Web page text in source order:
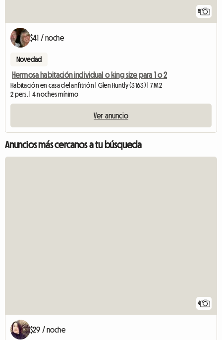
8
$41 / noche
Novedad
Hermosa habitación individual o king size para 1 o 2
Habitación en casa del anfitrión | Glen Huntly (3163) | 7 M2
2 pers. | 4 noches mínimo
Ver anuncio
Anuncios más cercanos a tu búsqueda
4
$29 / noche